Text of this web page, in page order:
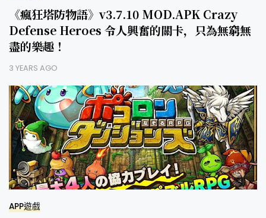
《瘋狂塔防物語》v3.7.10 MOD.APK Crazy
Defense Heroes 令人興奮的關卡，只為無窮無
盡的樂趣！
3 YEARS AGO
APP遊戲